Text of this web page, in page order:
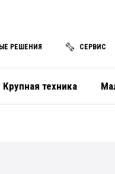
РЕШЕНИЯ СЕРВИС
Крупная техника